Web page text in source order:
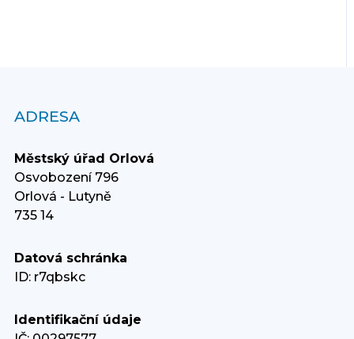
ADRESA
Městský úřad Orlová
Osvobození 796
Orlová - Lutyně
735 14
Datová schránka
ID: r7qbskc
Identifikační údaje